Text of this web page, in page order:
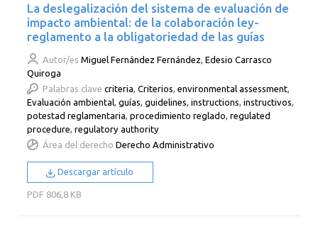
La deslegalización del sistema de evaluación de
impacto ambiental: de la colaboración ley-
reglamento a la obligatoriedad de las guías
Autor/es Miguel Fernández Fernández,Edesio Carrasco
Quiroga
Palabras clave criteria,Criterios,environmental assessment,
Evaluación ambiental,guías,guidelines,instructions,instructivos,
potestad reglamentaria,procedimiento reglado,regulated
procedure,regulatory authority
Área del derecho Derecho Administrativo
Descargar artículo
PDF 806,8 KB